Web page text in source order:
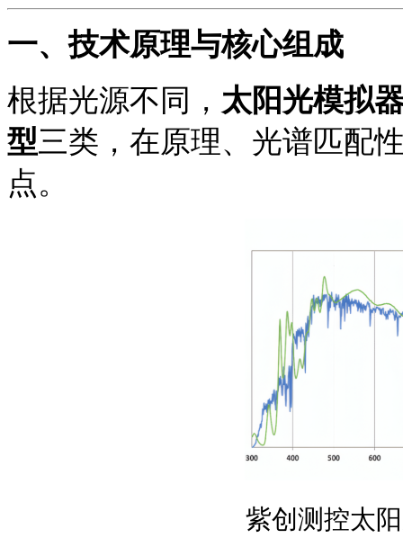
一、技术原理与核心组成
根据光源不同， 太阳光模拟
型三类，在原理、 光谱匹配
点。
紫创测控太